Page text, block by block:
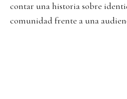
contar una historia sobre
comunidad frente a una